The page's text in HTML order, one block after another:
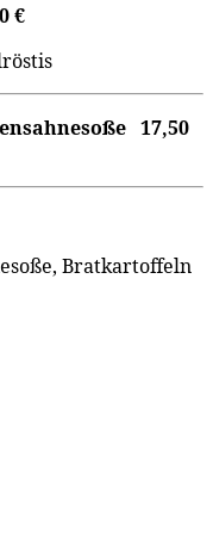
€
17,50
Bratkartoffeln